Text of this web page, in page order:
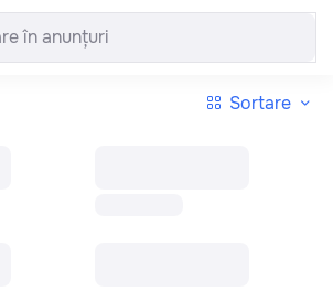
Română
Sortare